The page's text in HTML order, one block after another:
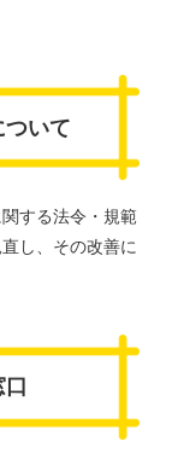
いて
する法令・規範
し、その改善に